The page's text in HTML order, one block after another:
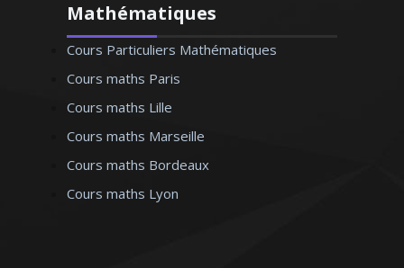
Mathématiques
Cours Particuliers Mathématiques
Cours maths Paris
Cours maths Lille
Cours maths Marseille
Cours maths Bordeaux
Cours maths Lyon